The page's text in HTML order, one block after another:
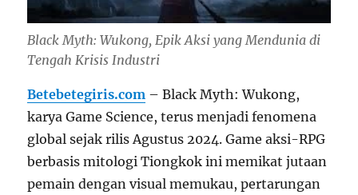
Black Myth: Wukong, Epik Aksi yang Mendunia di
Tengah Krisis Industri
Betebetegiris.com – Black Myth: Wukong,
karya Game Science, terus menjadi fenomena
global sejak rilis Agustus 2024. Game aksi-RPG
berbasis mitologi Tiongkok ini memikat jutaan
pemain dengan visual memukau, pertarungan